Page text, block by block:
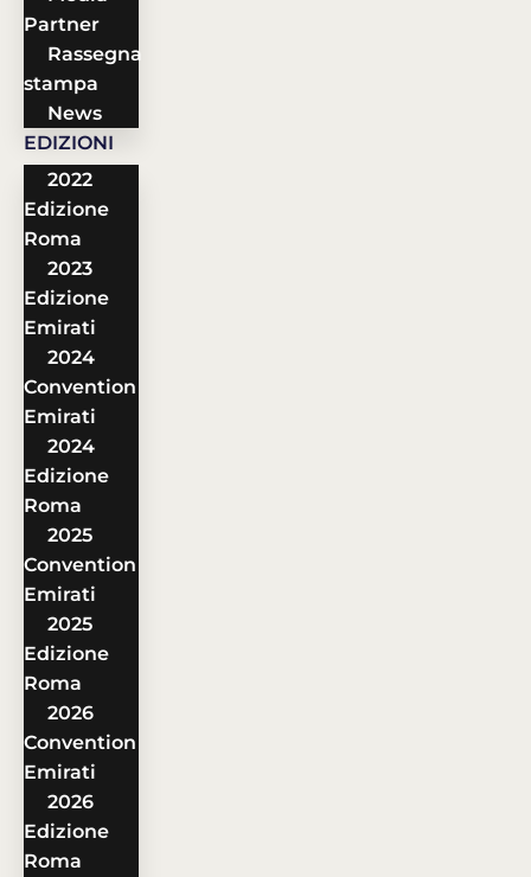
Partner
Rassegna
stampa
News
EDIZIONI
2022
Edizione
Roma
2023
Edizione
Emirati
2024
Convention
Emirati
2024
Edizione
Roma
2025
Convention
Emirati
2025
Edizione
Roma
2026
Convention
Emirati
2026
Edizione
Roma